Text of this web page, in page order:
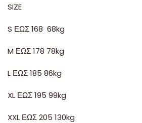
SIZE
S ΕΩΣ 168 68kg
M ΕΩΣ 178 78kg
L ΕΩΣ 185 86kg
XL ΕΩΣ 195 99kg
XXL ΕΩΣ 205 130kg